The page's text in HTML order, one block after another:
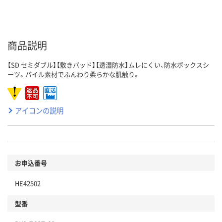
商品説明
【SD セミダブル】【敷きパッド】【透湿防水】ムレにくい、防水ボックスシ
ーツ。パイル素材でふんわり柔らかな肌触り。
アイコンの説明
お申込番号
HE42502
型番